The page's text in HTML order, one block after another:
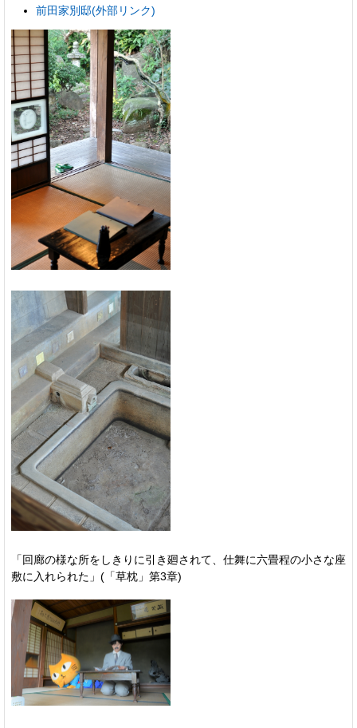
前田家別邸(外部リンク)
「回廊の様な所をしきりに引き廻されて、仕舞に六畳程の小さな座
敷に入れられた」(「草枕」第3章)